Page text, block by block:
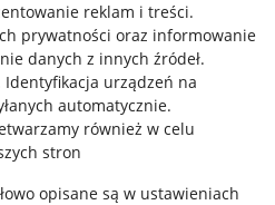
reklam i treści.
prywatności oraz informowanie
danych z innych źródeł.
Identyfikacja urządzeń na
automatycznie.
również w celu
stron
opisane są w ustawieniach